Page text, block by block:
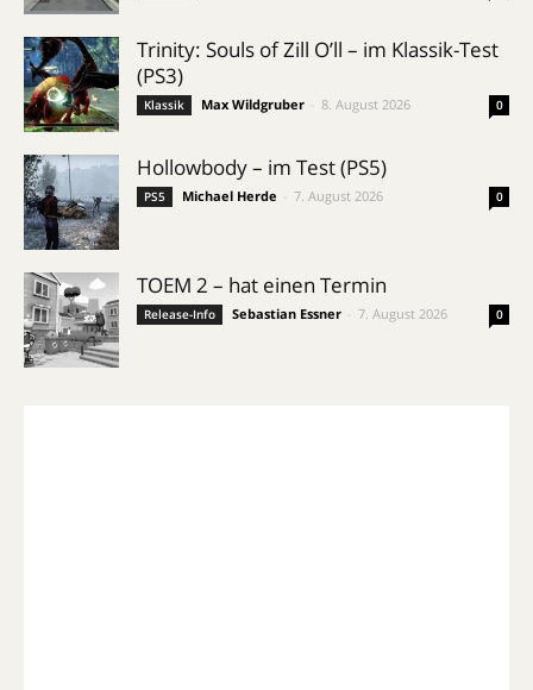
Trinity: Souls of Zill O’ll – im Klassik-Test
(PS3)
Klassik Max Wildgruber 8. August 2026 0
Hollowbody – im Test (PS5)
PS5 Michael Herde 7. August 2026 0
TOEM 2 – hat einen Termin
Release-Info Sebastian Essner 7. August 2026 0